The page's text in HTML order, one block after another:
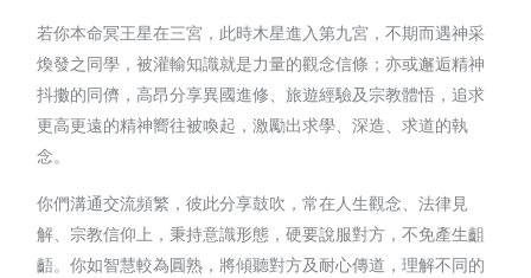
若你本命冥王星在三宮，此時木星進入第九宮，不期而遇神采
煥發之同學，被灌輸知識就是力量的觀念信條；亦或邂逅精神
抖擻的同儕，高昂分享異國進修、旅遊經驗及宗教體悟，追求
更高更遠的精神嚮往被喚起，激勵出求學、深造、求道的執
念。
你們溝通交流頻繁，彼此分享鼓吹，常在人生觀念、法律見
解、宗教信仰上，秉持意識形態，硬要說服對方，不免產生齟
齬。你如智慧較為圓熟，將傾聽對方及耐心傳道，理解不同的